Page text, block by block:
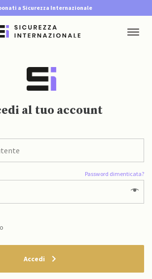
a Sicurezza Internazionale
al tuo account
Password dimenticata?
Accedi